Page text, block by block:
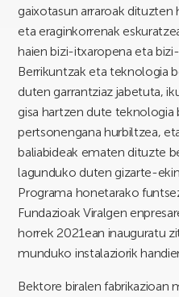
gaixotasun arraroak dituzten
eta eraginkorrenak
haien bizi-itxaropena eta
Berrikuntzak eta teknologia
duten garrantziaz jabetuta,
gisa hartzen dute teknologia
pertsonengana hurbiltzea,
baliabideak ematen dituzte
lagunduko duten gizarte-
Programa honetarako
Fundazioak Viralgen
horrek 2021ean inauguratu
munduko instalaziorik
Bektore biralen fabrikazioan